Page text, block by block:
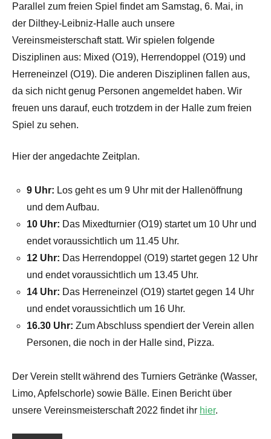
Parallel zum freien Spiel findet am Samstag, 6. Mai, in
der Dilthey-Leibniz-Halle auch unsere
Vereinsmeisterschaft statt. Wir spielen folgende
Disziplinen aus: Mixed (O19), Herrendoppel (O19) und
Herreneinzel (O19). Die anderen Disziplinen fallen aus,
da sich nicht genug Personen angemeldet haben. Wir
freuen uns darauf, euch trotzdem in der Halle zum freien
Spiel zu sehen.
Hier der angedachte Zeitplan.
9 Uhr: Los geht es um 9 Uhr mit der Hallenöffnung
und dem Aufbau.
10 Uhr: Das Mixedturnier (O19) startet um 10 Uhr und
endet voraussichtlich um 11.45 Uhr.
12 Uhr: Das Herrendoppel (O19) startet gegen 12 Uhr
und endet voraussichtlich um 13.45 Uhr.
14 Uhr: Das Herreneinzel (O19) startet gegen 14 Uhr
und endet voraussichtlich um 16 Uhr.
16.30 Uhr: Zum Abschluss spendiert der Verein allen
Personen, die noch in der Halle sind, Pizza.
Der Verein stellt während des Turniers Getränke (Wasser,
Limo, Apfelschorle) sowie Bälle. Einen Bericht über
unsere Vereinsmeisterschaft 2022 findet ihr hier.